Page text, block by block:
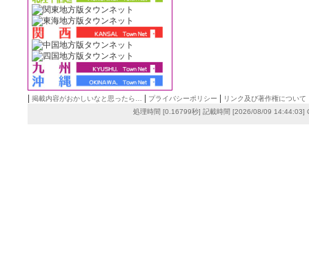
| 掲載内容がおかしいなと思ったら… | プライバシーポリシー | リンク及び著作権について
処理時間 [0.16799秒] 記載時間 [2026/08/09 14:44:03]